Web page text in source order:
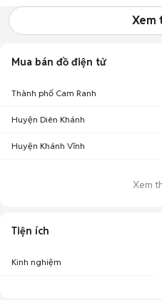
Xem
Mua bán đồ điện tử
Thành phố Cam Ranh
Huyện Diên Khánh
Huyện Khánh Vĩnh
Xem
Tiện ích
Kinh nghiệm